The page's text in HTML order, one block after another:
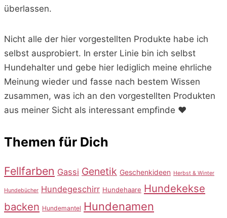
überlassen.
Nicht alle der hier vorgestellten Produkte habe ich
selbst ausprobiert. In erster Linie bin ich selbst
Hundehalter und gebe hier lediglich meine ehrliche
Meinung wieder und fasse nach bestem Wissen
zusammen, was ich an den vorgestellten Produkten
aus meiner Sicht als interessant empfinde ♥️
Themen für Dich
Fellfarben Gassi Genetik Geschenkideen Herbst & Winter
Hundebücher Hundegeschirr Hundehaare Hundekekse
backen Hundemantel Hundenamen